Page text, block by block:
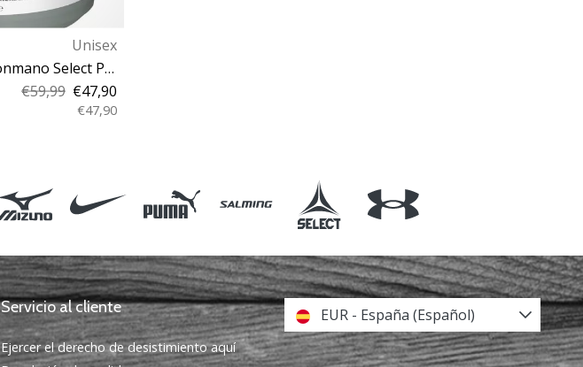
Unisex
Pegamento para balonmano Select ProfCare 500 ml
€59,99 €47,90
€47,90
Servicio al cliente
Ejercer el derecho de desistimiento aquí
EUR - España (Español)